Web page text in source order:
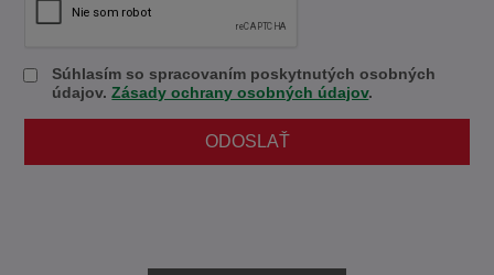
Súhlasím so spracovaním poskytnutých osobných
údajov.Zásady ochrany osobných údajov.